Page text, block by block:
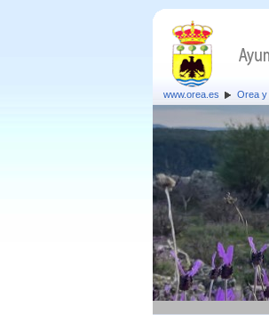
www.orea.es Orea y